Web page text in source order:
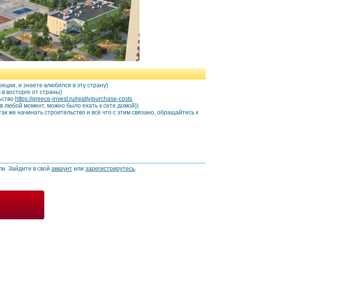
и знаете влюбился в эту страну)
восторге от страны)
https://greece-invest.ru/realty/purchase-costs
любой момент, можно было ехать к сете домой))
же начинать строительство и всё что с этим связано, обращайтесь к
Зайдите в свой аккаунт или зарегистрирутесь.